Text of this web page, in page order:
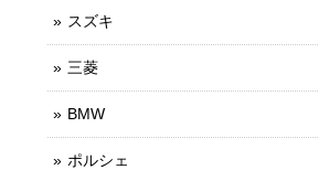
スズキ
三菱
BMW
ポルシェ